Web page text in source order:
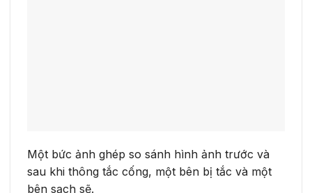
Một bức ảnh ghép so sánh hình ảnh trước và
sau khi thông tắc cống, một bên bị tắc và một
bên sạch sẽ.